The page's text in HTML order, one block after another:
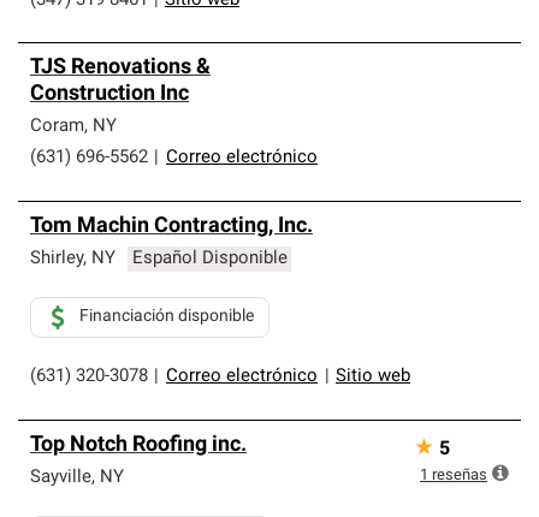
TJS Renovations &
Construction Inc
Coram, NY
(631) 696-5562
Correo electrónico
Tom Machin Contracting, Inc.
Shirley, NY Español Disponible
(631) 320-3078 Correo electrónico Sitio web
Financiación disponible
Top Notch Roofing inc.
Sayville, NY
★ 5
1 reseñas